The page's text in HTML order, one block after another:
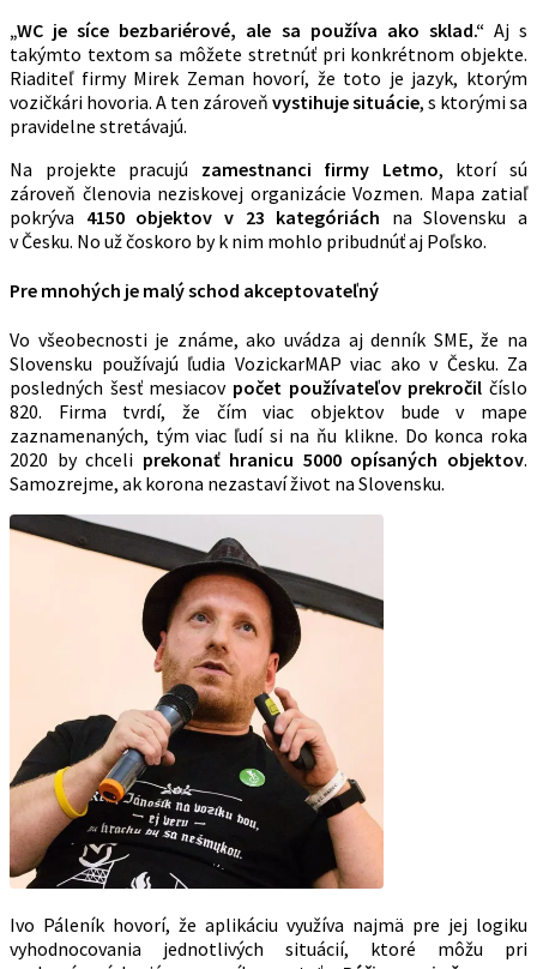
„WC je síce bezbariérové, ale sa používa ako sklad.“ Aj s
takýmto textom sa môžete stretnúť pri konkrétnom objekte.
Riaditeľ firmy Mirek Zeman hovorí, že toto je jazyk, ktorým
vozičkári hovoria. A ten zároveň vystihuje situácie, s ktorými sa
pravidelne stretávajú.
Na projekte pracujú zamestnanci firmy Letmo, ktorí sú
zároveň členovia neziskovej organizácie Vozmen. Mapa zatiaľ
pokrýva 4150 objektov v 23 kategóriách na Slovensku a
v Česku. No už čoskoro by k nim mohlo pribudnúť aj Poľsko.
Pre mnohých je malý schod akceptovateľný
Vo všeobecnosti je známe, ako uvádza aj denník SME, že na
Slovensku používajú ľudia VozickarMAP viac ako v Česku. Za
posledných šesť mesiacov počet používateľov prekročil číslo
820. Firma tvrdí, že čím viac objektov bude v mape
zaznamenaných, tým viac ľudí si na ňu klikne. Do konca roka
2020 by chceli prekonať hranicu 5000 opísaných objektov.
Samozrejme, ak korona nezastaví život na Slovensku.
Ivo Páleník hovorí, že aplikáciu využíva najmä pre jej logiku
vyhodnocovania jednotlivých situácií, ktoré môžu pri